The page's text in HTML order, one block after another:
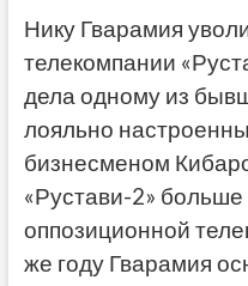
Нику Гварамия
телекомпании
дела одному из
лояльно
бизнесменом
«Рустави-2» больше
оппозиционной
же году Гварамия